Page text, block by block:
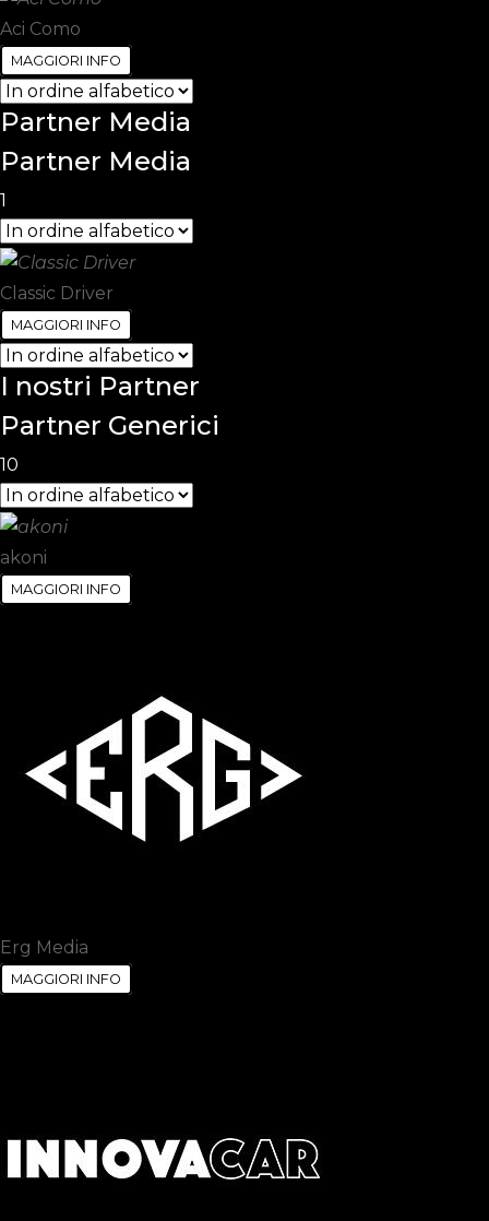
Aci Como
MAGGIORI INFO
Partner Media
Partner Media
1
Classic Driver
MAGGIORI INFO
I nostri Partner
Partner Generici
10
akoni
MAGGIORI INFO
Erg Media
MAGGIORI INFO